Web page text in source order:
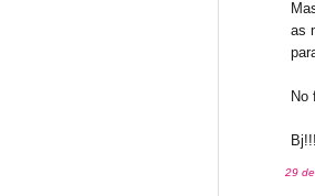
as
No
Bj!!!
29